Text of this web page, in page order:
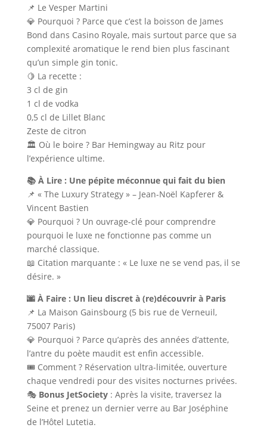
📌 Le Vesper Martini
💎 Pourquoi ? Parce que c’est la boisson de James
Bond dans Casino Royale, mais surtout parce que sa
complexité aromatique le rend bien plus fascinant
qu’un simple gin tonic.
🍋 La recette :
3 cl de gin
1 cl de vodka
0,5 cl de Lillet Blanc
Zeste de citron
🏛 Où le boire ? Bar Hemingway au Ritz pour
l’expérience ultime.
📚 À Lire : Une pépite méconnue qui fait du bien
📌 « The Luxury Strategy » – Jean-Noël Kapferer &
Vincent Bastien
💎 Pourquoi ? Un ouvrage-clé pour comprendre
pourquoi le luxe ne fonctionne pas comme un
marché classique.
📖 Citation marquante : « Le luxe ne se vend pas, il se
désire. »
🌆 À Faire : Un lieu discret à (re)découvrir à Paris
📌 La Maison Gainsbourg (5 bis rue de Verneuil,
75007 Paris)
💎 Pourquoi ? Parce qu’après des années d’attente,
l’antre du poète maudit est enfin accessible.
🎟 Comment ? Réservation ultra-limitée, ouverture
chaque vendredi pour des visites nocturnes privées.
🎭Bonus JetSociety: Après la visite, traversez la
Seine et prenez un dernier verre au Bar Joséphine
de l’Hôtel Lutetia.